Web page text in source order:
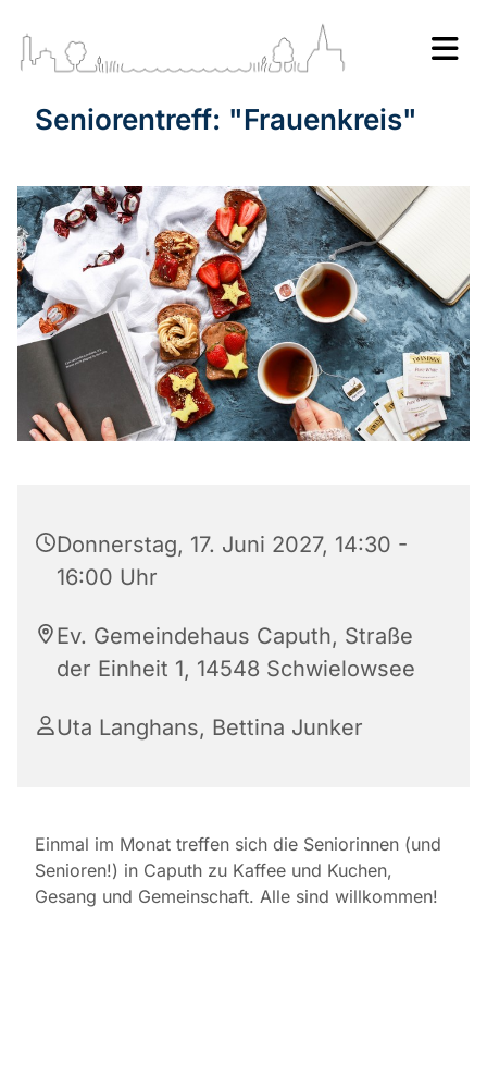
Seniorentreff: "Frauenkreis"
Donnerstag, 17. Juni 2027, 14:30 -
16:00 Uhr
Ev. Gemeindehaus Caputh, Straße
der Einheit 1, 14548 Schwielowsee
Uta Langhans, Bettina Junker
Einmal im Monat treffen sich die Seniorinnen (und
Senioren!) in Caputh zu Kaffee und Kuchen,
Gesang und Gemeinschaft. Alle sind willkommen!